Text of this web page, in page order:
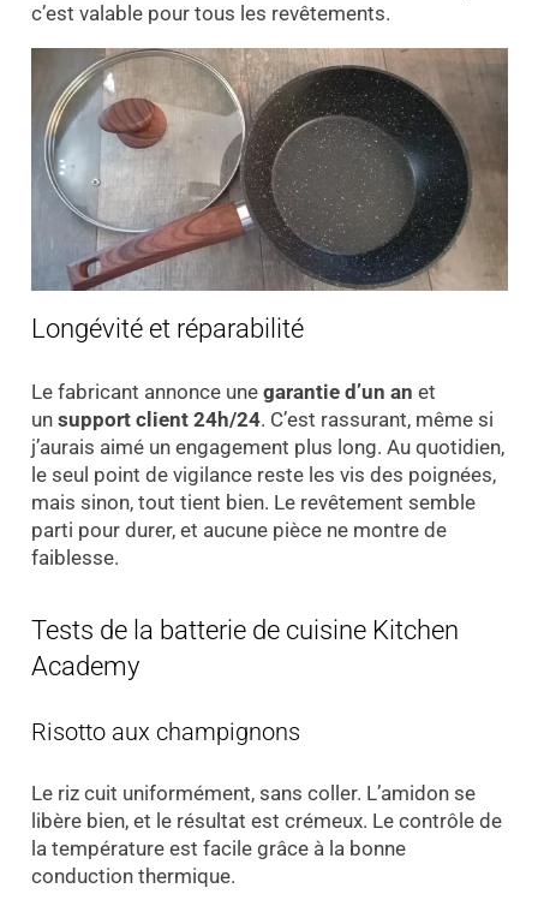
c’est valable pour tous les revêtements.
Longévité et réparabilité
Le fabricant annonce une garantie d’un an et
un support client 24h/24. C’est rassurant, même si
j’aurais aimé un engagement plus long. Au quotidien,
le seul point de vigilance reste les vis des poignées,
mais sinon, tout tient bien. Le revêtement semble
parti pour durer, et aucune pièce ne montre de
faiblesse.
Tests de la batterie de cuisine Kitchen
Academy
Risotto aux champignons
Le riz cuit uniformément, sans coller. L’amidon se
libère bien, et le résultat est crémeux. Le contrôle de
la température est facile grâce à la bonne
conduction thermique.